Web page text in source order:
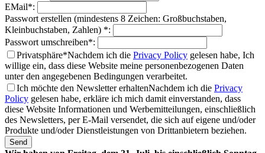
EMail*:
Passwort erstellen (mindestens 8 Zeichen: Großbuchstaben,
Kleinbuchstaben, Zahlen) *:
Passwort umschreiben*:
Privatsphäre*Nachdem ich die Privacy Policy gelesen habe, Ich
willige ein, dass diese Website meine personenbezogenen Daten
unter den angegebenen Bedingungen verarbeitet.
Ich möchte den Newsletter erhaltenNachdem ich die Privacy
Policy gelesen habe, erkläre ich mich damit einverstanden, dass
diese Website Informationen und Werbemitteilungen, einschließlich
des Newsletters, per E-Mail versendet, die sich auf eigene und/oder
Produkte und/oder Dienstleistungen von Drittanbietern beziehen.
Send